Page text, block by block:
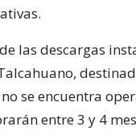
las descargas
se encuentra
entre 3 y 4